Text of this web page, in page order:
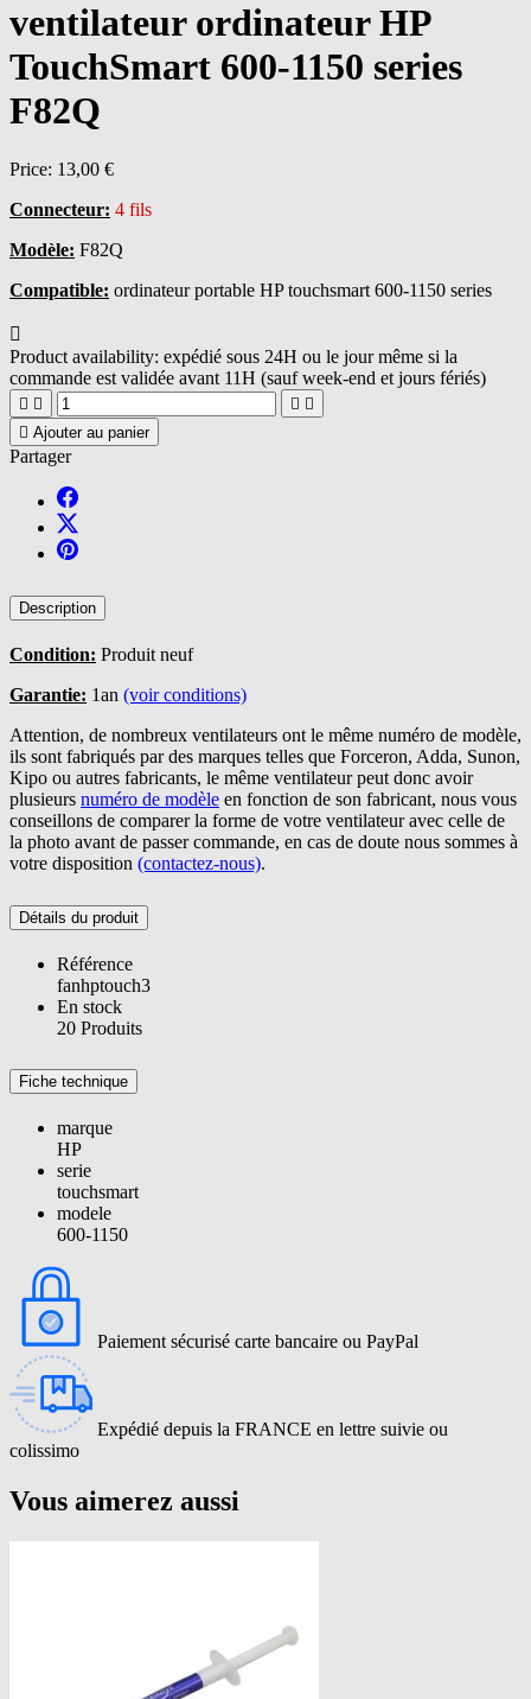
ventilateur ordinateur HP
TouchSmart 600-1150 series
F82Q
Price: 13,00 €
Connecteur: 4 fils
Modèle: F82Q
Compatible: ordinateur portable HP touchsmart 600-1150 series

Product availability: expédié sous 24H ou le jour même si la
commande est validée avant 11H (sauf week-end et jours fériés)
   
 Ajouter au panier
Partager
Description
Condition: Produit neuf
Garantie: 1an (voir conditions)
Attention, de nombreux ventilateurs ont le même numéro de modèle,
ils sont fabriqués par des marques telles que Forceron, Adda, Sunon,
Kipo ou autres fabricants, le même ventilateur peut donc avoir
plusieurs numéro de modèle en fonction de son fabricant, nous vous
conseillons de comparer la forme de votre ventilateur avec celle de
la photo avant de passer commande, en cas de doute nous sommes à
votre disposition (contactez-nous).
Détails du produit
Référence
fanhptouch3
En stock
20 Produits
Fiche technique
marque
HP
serie
touchsmart
modele
600-1150
Paiement sécurisé carte bancaire ou PayPal
Expédié depuis la FRANCE en lettre suivie ou
colissimo
Vous aimerez aussi